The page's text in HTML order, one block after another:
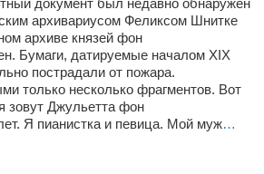
документ был недавно обнаружен
архивариусом Феликсом Шнитке
архиве князей фон
Бумаги, датируемые началом XIX
пострадали от пожара.
только несколько фрагментов. Вот
Джульетта фон
Я пианистка и певица. Мой муж…